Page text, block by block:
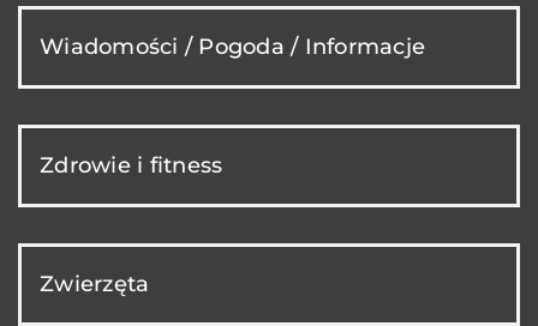
Wiadomości / Pogoda / Informacje
Zdrowie i fitness
Zwierzęta